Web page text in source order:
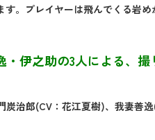
。プレイヤーは飛んでくる岩
伊之助の3人による、撮
炭治郎(CV：花江夏樹)、我妻善